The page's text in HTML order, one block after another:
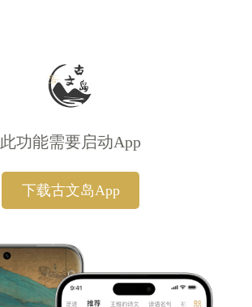
此功能需要启动App
下载古文岛App